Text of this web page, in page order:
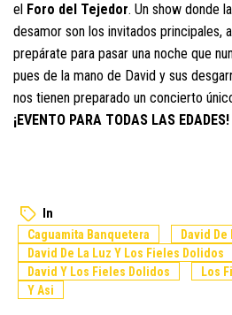
el Foro del Tejedor. Un show donde
desamor son los invitados principales,
prepárate para pasar una noche que
pues de la mano de David y sus
nos tienen preparado un concierto
¡EVENTO PARA TODAS LAS EDADES!
In
Caguamita Banquetera
David De
David De La Luz Y Los Fieles Dolidos
David Y Los Fieles Dolidos
Los
Y Asi